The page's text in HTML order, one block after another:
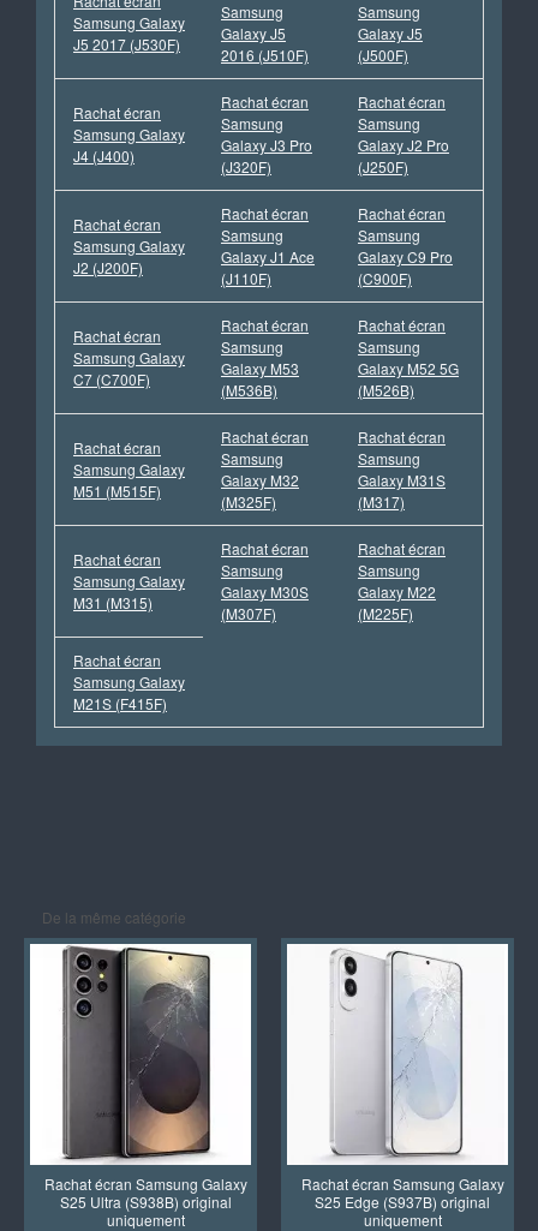
Samsung Galaxy
J5 2017 (J530F)
Samsung
Galaxy J5
2016 (J510F)
Samsung
Galaxy J5
(J500F)
Rachat écran
Samsung Galaxy
J4 (J400)
Rachat écran
Samsung
Galaxy J3 Pro
(J320F)
Rachat écran
Samsung
Galaxy J2 Pro
(J250F)
Rachat écran
Samsung Galaxy
J2 (J200F)
Rachat écran
Samsung
Galaxy J1 Ace
(J110F)
Rachat écran
Samsung
Galaxy C9 Pro
(C900F)
Rachat écran
Samsung Galaxy
C7 (C700F)
Rachat écran
Samsung
Galaxy M53
(M536B)
Rachat écran
Samsung
Galaxy M52 5G
(M526B)
Rachat écran
Samsung Galaxy
M51 (M515F)
Rachat écran
Samsung
Galaxy M32
(M325F)
Rachat écran
Samsung
Galaxy M31S
(M317)
Rachat écran
Samsung Galaxy
M31 (M315)
Rachat écran
Samsung
Galaxy M30S
(M307F)
Rachat écran
Samsung
Galaxy M22
(M225F)
Rachat écran
Samsung Galaxy
M21S (F415F)
De la même catégorie
Rachat écran Samsung Galaxy
S25 Ultra (S938B) original
uniquement
Rachat écran Samsung Galaxy
S25 Edge (S937B) original
uniquement